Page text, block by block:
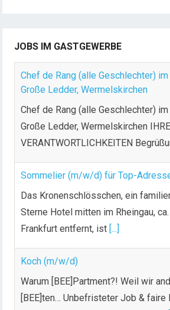
JOBS IM GASTGEWERBE
Chef de Rang (alle Geschlechter)
Große Ledder, Wermelskirchen
Chef de Rang (alle Geschlechter)
Große Ledder, Wermelskirchen
VERANTWORTLICHKEITEN
Sommelier (m/w/d) für Top-
Das Kronenschlösschen, ein
Sterne Hotel mitten im Rheingau,
Frankfurt entfernt, ist [...]
Koch (m/w/d)
Warum [BEE]Partment?! Weil wir
[BEE]ten… Unbefristeter Job & faire